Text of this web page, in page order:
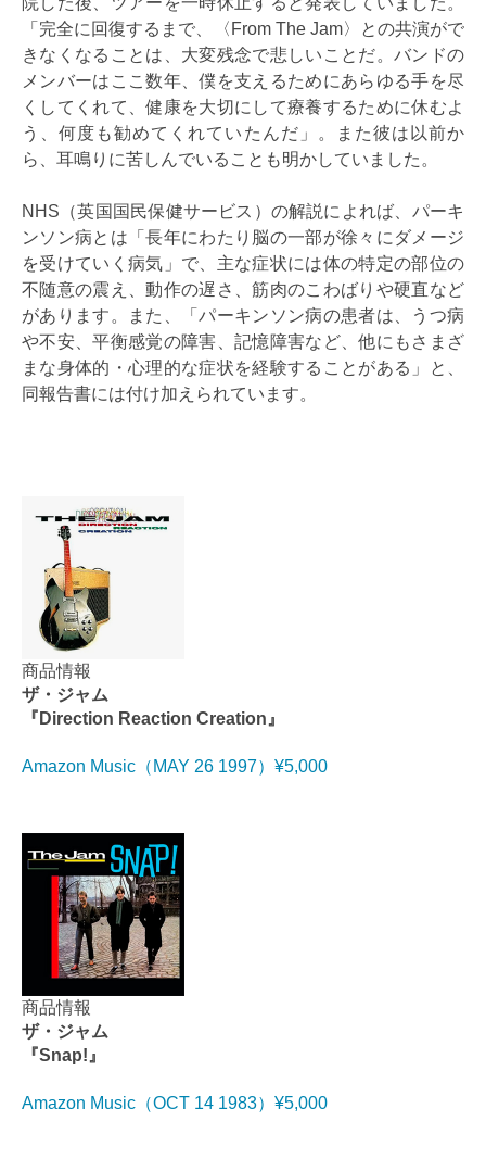
「完全に回復するまで、〈From The Jam〉との共演がで
きなくなることは、大変残念で悲しいことだ。バンドの
メンバーはここ数年、僕を支えるためにあらゆる手を尽
くしてくれて、健康を大切にして療養するために休むよ
う、何度も勧めてくれていたんだ」。また彼は以前か
ら、耳鳴りに苦しんでいることも明かしていました。
NHS（英国国民保健サービス）の解説によれば、パーキ
ンソン病とは「長年にわたり脳の一部が徐々にダメージ
を受けていく病気」で、主な症状には体の特定の部位の
不随意の震え、動作の遅さ、筋肉のこわばりや硬直など
があります。また、「パーキンソン病の患者は、うつ病
や不安、平衡感覚の障害、記憶障害など、他にもさまざ
まな身体的・心理的な症状を経験することがある」と、
同報告書には付け加えられています。
商品情報
ザ・ジャム
『Direction Reaction Creation』
Amazon Music（MAY 26 1997）¥5,000
商品情報
ザ・ジャム
『Snap!』
Amazon Music（OCT 14 1983）¥5,000